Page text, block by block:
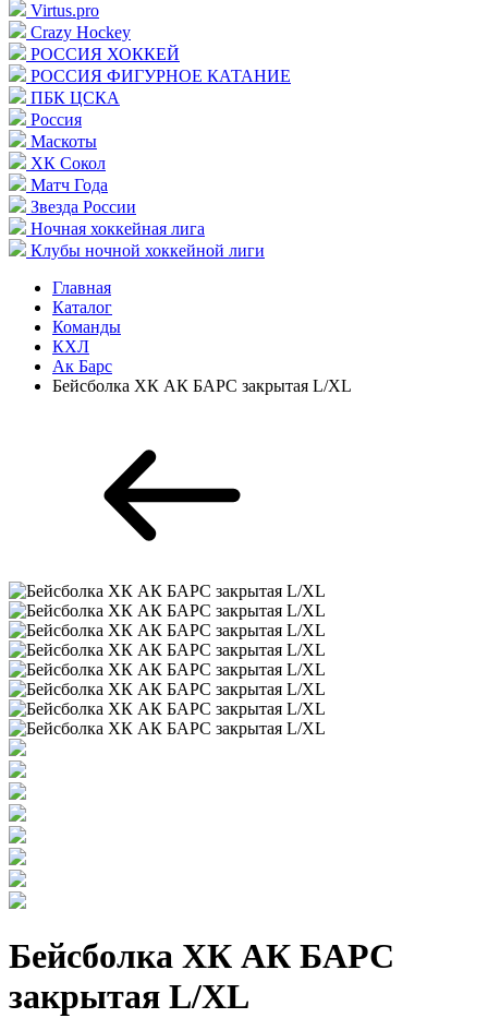
Virtus.pro
Crazy Hockey
РОССИЯ ХОККЕЙ
РОССИЯ ФИГУРНОЕ КАТАНИЕ
ПБК ЦСКА
Россия
Маскоты
ХК Сокол
Матч Года
Звезда России
Ночная хоккейная лига
Клубы ночной хоккейной лиги
Главная
Каталог
Команды
КХЛ
Ак Барс
Бейсболка ХК АК БАРС закрытая L/XL
Бейсболка ХК АК БАРС
закрытая L/XL